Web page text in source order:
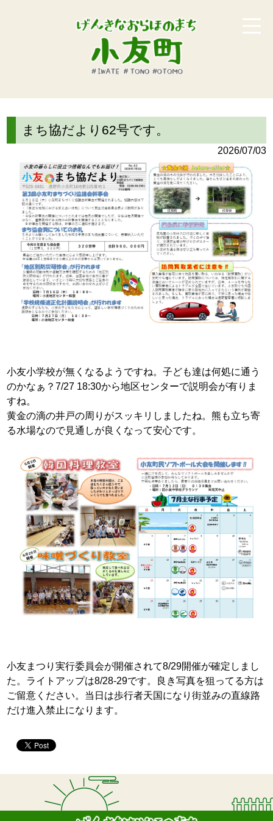
まち協だより62号です。
2026/07/03
小友小学校が無くなるようですね。子ども達は何処に通う
のかなぁ？7/27 18:30から地区センターで説明会が有りま
すね。
黄金の滴の井戸の周りがスッキリしましたね。熊も立ち寄
る水場なので見通しが良くなって安心です。
小友まつり実行委員会が開催されて8/29開催が確定しまし
た。ライトアップは8/28-29です。良き写真を狙ってる方は
ご留意ください。当日は歩行者天国になり街並みの直線路
だけ進入禁止になります。